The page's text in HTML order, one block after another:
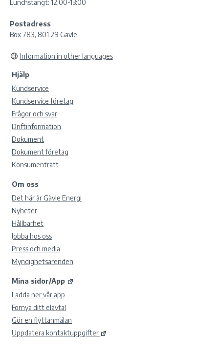
Lunchstängt: 12:00-13:00
Postadress
Box 783, 801 29 Gävle
Information in other languages
Hjälp
Kundservice
Kundservice företag
Frågor och svar
Driftinformation
Dokument
Dokument företag
Konsumenträtt
Om oss
Det här är Gävle Energi
Nyheter
Hållbarhet
Jobba hos oss
Press och media
Myndighetsärenden
Mina sidor/App
Ladda ner vår app
Förnya ditt elavtal
Gör en flyttanmälan
Uppdatera kontaktuppgifter